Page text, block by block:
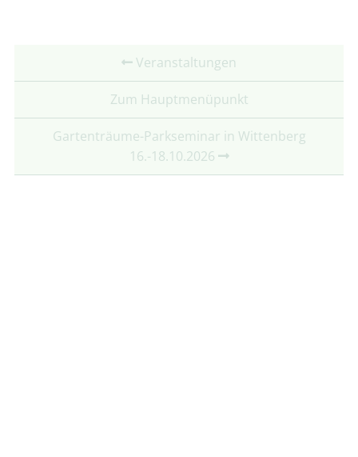
Veranstaltungen
Zum Hauptmenüpunkt
Gartenträume-Parkseminar in Wittenberg
16.-18.10.2026